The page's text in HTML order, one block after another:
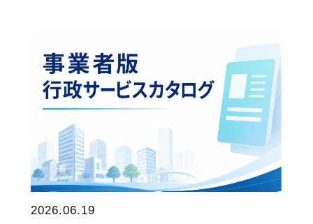
2026.06.19